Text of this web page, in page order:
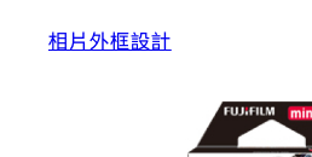
相片外框設計